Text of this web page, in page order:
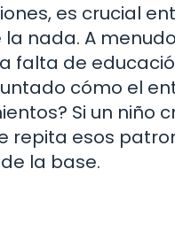
es crucial
nada. A
de
cómo el
Si un niño
esos
la base.